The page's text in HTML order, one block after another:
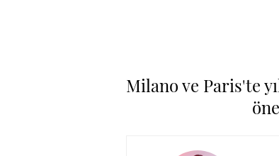
Milano ve Paris'te